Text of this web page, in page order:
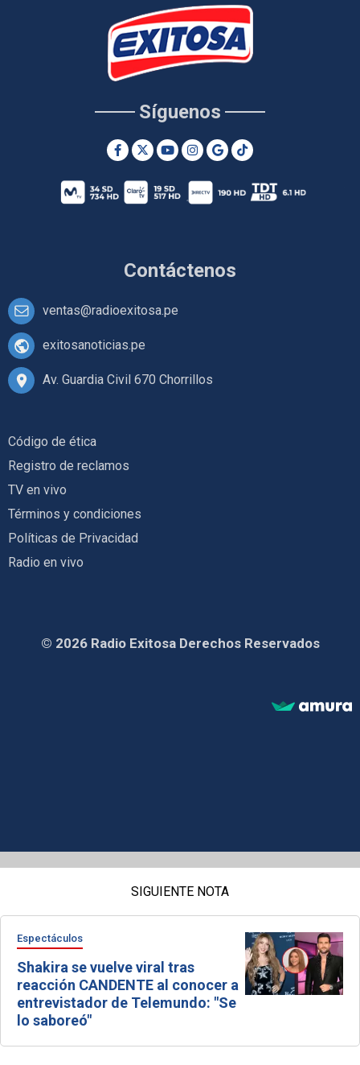
Contáctenos
ventas@radioexitosa.pe
exitosanoticias.pe
Av. Guardia Civil 670 Chorrillos
Síguenos
Código de ética
Registro de reclamos
TV en vivo
Términos y condiciones
Políticas de Privacidad
Radio en vivo
© 2026 Radio Exitosa Derechos Reservados
SIGUIENTE NOTA
Espectáculos
Shakira se vuelve viral tras
reacción CANDENTE al conocer a
entrevistador de Telemundo: "Se
lo saboreó"